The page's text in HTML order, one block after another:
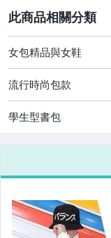
圖書/影音/文具
古董、藝術與礦石
手機、配件與通訊
美容保養與彩妝
電腦、平板與周邊
相機、攝影與周邊
運動、戶外與休閒
女包精品與女鞋
流行時尚包款
學生型書包